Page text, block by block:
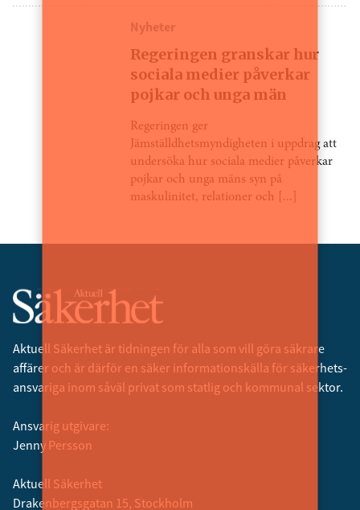
Nyheter
Regeringen granskar hur
sociala medier påverkar
pojkar och unga män
Regeringen ger
Jämställdhetsmyndigheten i uppdrag att
undersöka hur sociala medier påverkar
pojkar och unga mäns syn på
maskulinitet, relationer och [...]
Aktuell Säkerhet är tidningen för alla som vill göra säkrare
affärer och är därför en säker informationskälla för säkerhets­
ansvariga inom såväl privat som statlig och kommunal sektor.
Ansvarig utgivare:
Jenny Persson
Aktuell Säkerhet
Drakenbergsgatan 15, Stockholm